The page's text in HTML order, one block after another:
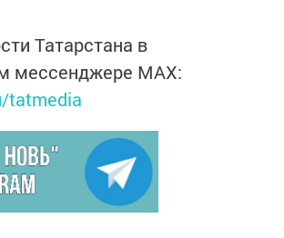
Татарстана в
мессенджере MАХ:
tatmedia